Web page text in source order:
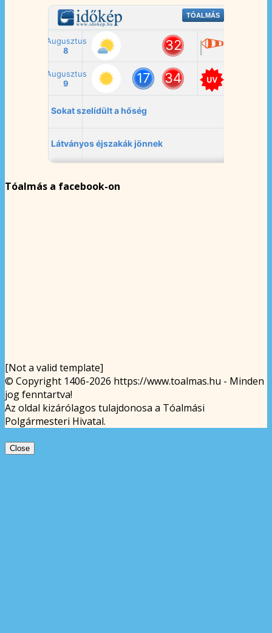
Tóalmás a facebook-on
[Not a valid template]
© Copyright 1406-2026 https://www.toalmas.hu - Minden
jog fenntartva!
Az oldal kizárólagos tulajdonosa a Tóalmási
Polgármesteri Hivatal.
Close